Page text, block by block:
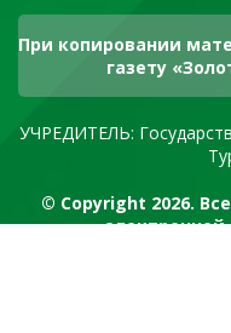
При копировании
газету
УЧРЕДИТЕЛЬ:
© Copyright 2026.